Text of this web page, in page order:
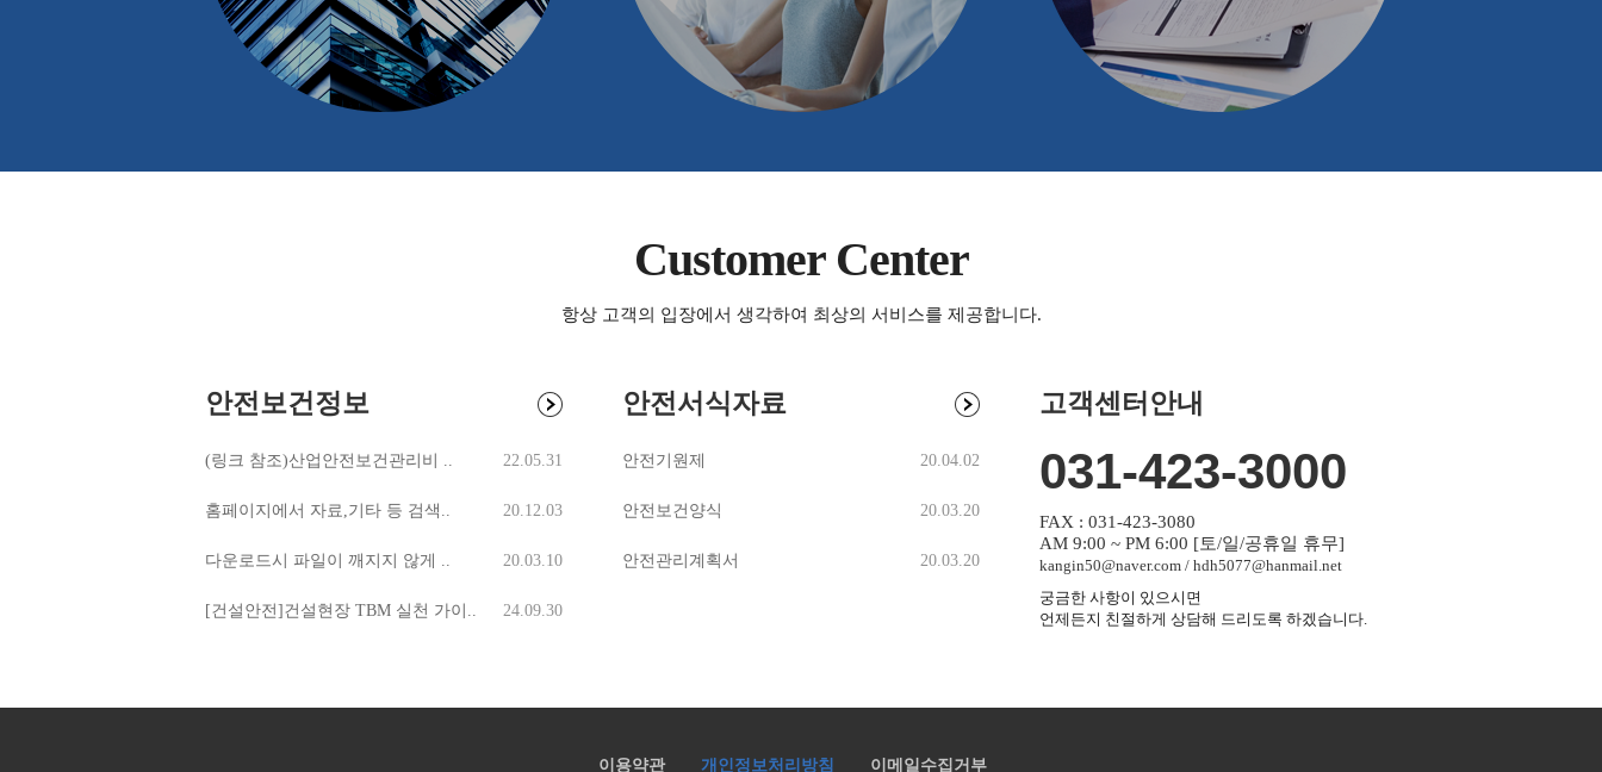
Customer Center
항상 고객의 입장에서 생각하여 최상의 서비스를 제공합니다.
안전보건정보
(링크 참조)산업안전보건관리비 .. 22.05.31
홈페이지에서 자료,기타 등 검색.. 20.12.03
다운로드시 파일이 깨지지 않게 .. 20.03.10
[건설안전]건설현장 TBM 실천 가이.. 24.09.30
안전서식자료
안전기원제 20.04.02
안전보건양식 20.03.20
안전관리계획서 20.03.20
고객센터안내
031-423-3000
FAX : 031-423-3080
AM 9:00 ~ PM 6:00 [토/일/공휴일 휴무]
kangin50@naver.com / hdh5077@hanmail.net
궁금한 사항이 있으시면
언제든지 친절하게 상담해 드리도록 하겠습니다.
이용약관 개인정보처리방침 이메일수집거부